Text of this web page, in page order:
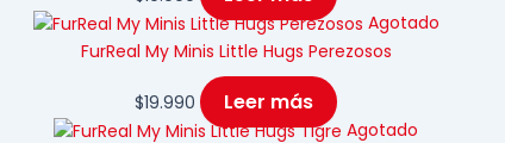
Agotado
FurReal My Minis Little Hugs Perezosos
$19.990 Leer más
Agotado